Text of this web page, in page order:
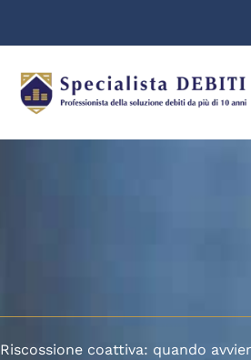
Riscossione coattiva: quando